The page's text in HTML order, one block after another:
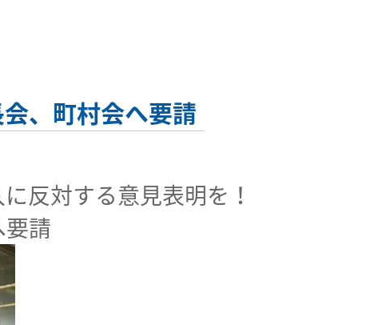
、町村会へ要請
反対する意見表明を！
請